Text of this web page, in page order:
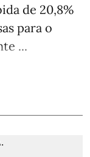
de 20,8%
para o
...